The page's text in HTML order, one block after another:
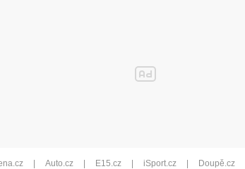
Auto.cz E15.cz iSport.cz Doupě.cz